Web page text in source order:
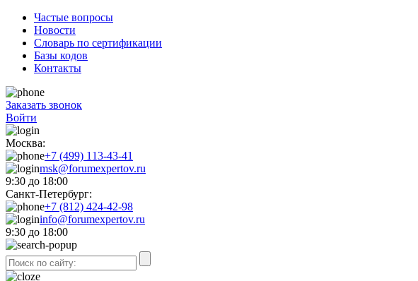
Частые вопросы
Новости
Словарь по сертификации
Базы кодов
Контакты
Заказать звонок
Войти
Москва:
+7 (499) 113-43-41
msk@forumexpertov.ru
9:30 до 18:00
Санкт-Петербург:
+7 (812) 424-42-98
info@forumexpertov.ru
9:30 до 18:00